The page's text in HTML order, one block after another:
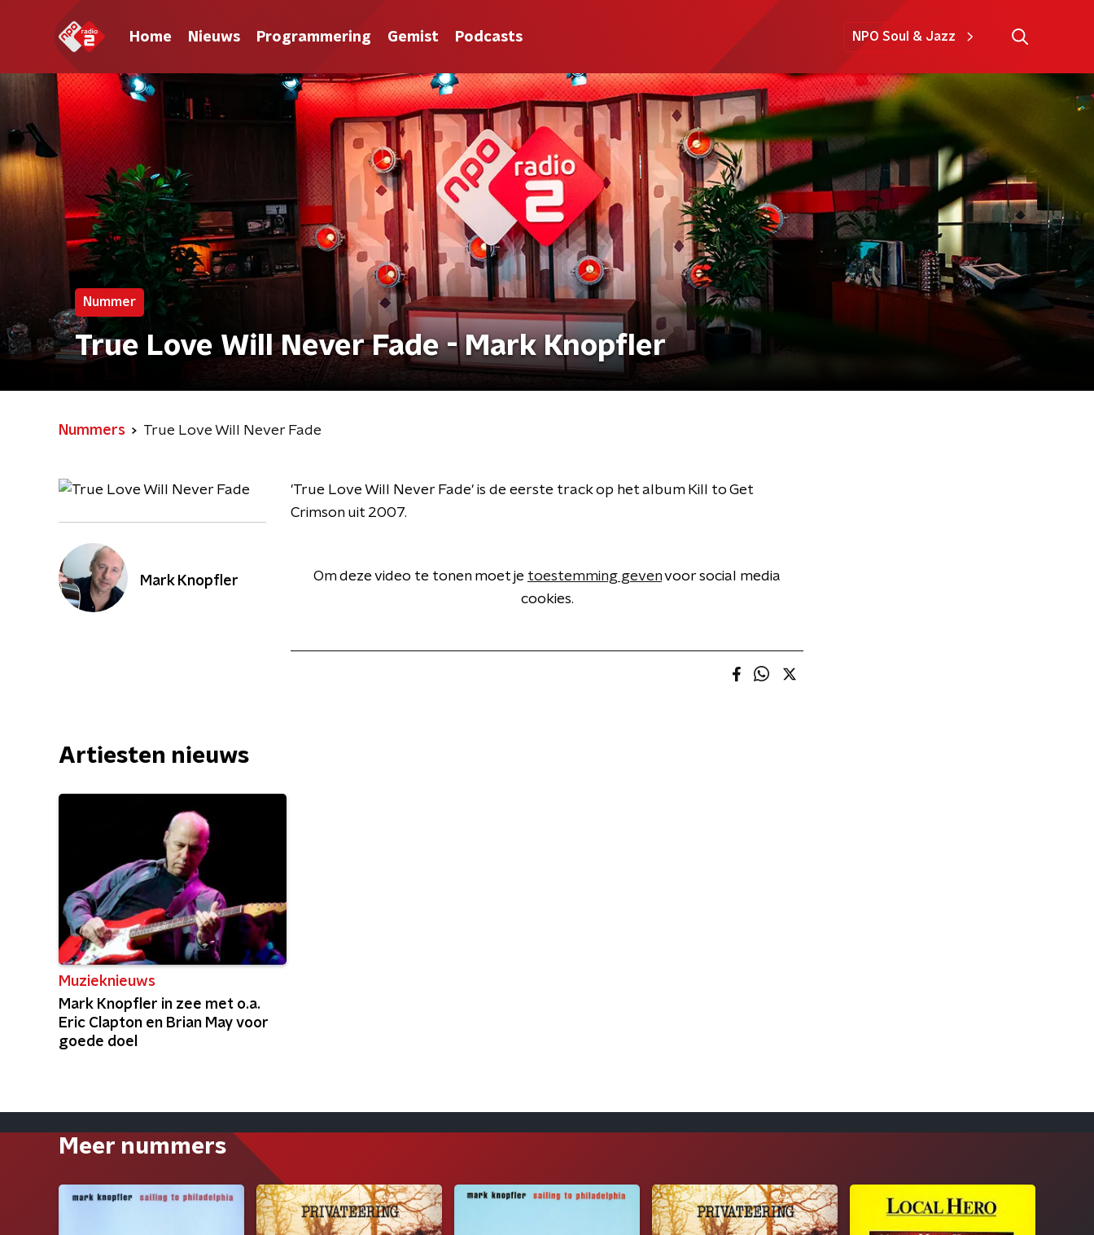
Home Nieuws Programmering Gemist Podcasts NPO Soul & Jazz
Nummer
True Love Will Never Fade - Mark Knopfler
Nummers True Love Will Never Fade
Mark Knopfler
'True Love Will Never Fade' is de eerste track op het album Kill to Get
Crimson uit 2007.
Om deze video te tonen moet je toestemming gevenvoor social media
cookies.
Artiesten nieuws
Muzieknieuws
Mark Knopfler in zee met o.a.
Eric Clapton en Brian May voor
goede doel
Meer nummers